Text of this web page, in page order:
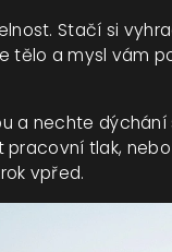
Stačí si
tělo a mysl vám
a nechte
pracovní tlak,
vpřed.